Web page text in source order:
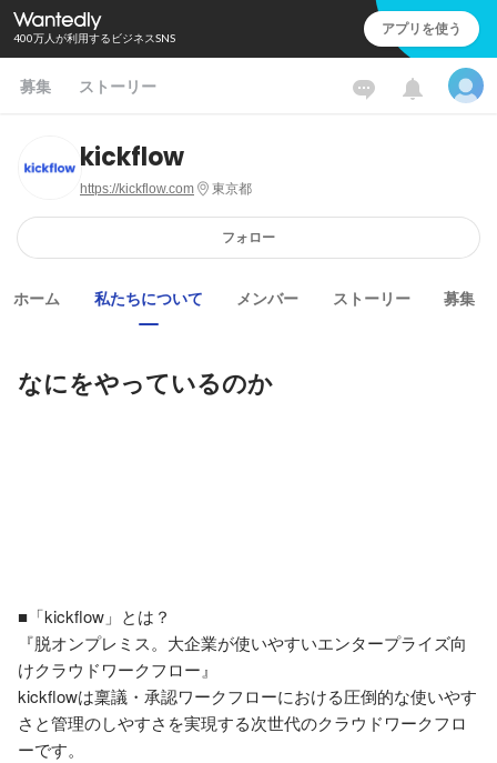
400万人が利用するビジネスSNS アプリを使う
募集 ストーリー
kickflow
https://kickflow.com 東京都
フォロー
ホーム 私たちについて メンバー ストーリー 募集
なにをやっているのか
■「kickflow」とは？
『脱オンプレミス。大企業が使いやすいエンタープライズ向
けクラウドワークフロー』
kickflowは稟議・承認ワークフローにおける圧倒的な使いやす
さと管理のしやすさを実現する次世代のクラウドワークフロ
ーです。